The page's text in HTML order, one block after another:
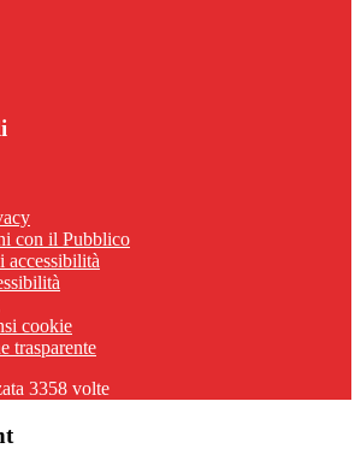
con il Pubblico
accessibilità
cookie
trasparente
3358 volte